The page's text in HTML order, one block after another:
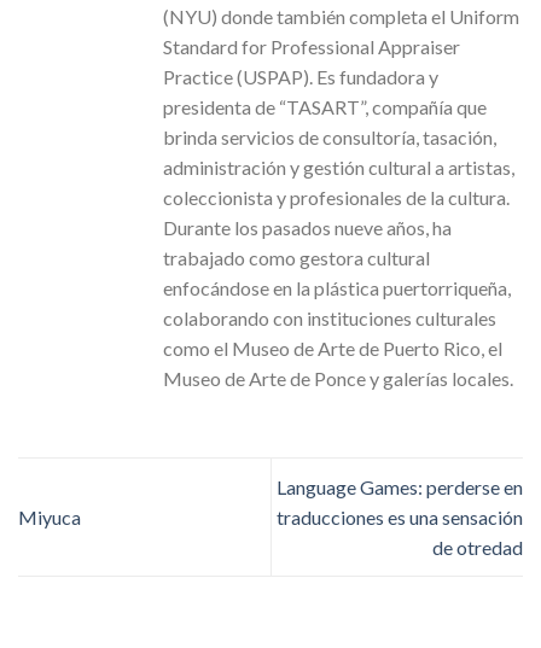
(NYU) donde también completa el Uniform
Standard for Professional Appraiser
Practice (USPAP). Es fundadora y
presidenta de “TASART”, compañía que
brinda servicios de consultoría, tasación,
administración y gestión cultural a artistas,
coleccionista y profesionales de la cultura.
Durante los pasados nueve años, ha
trabajado como gestora cultural
enfocándose en la plástica puertorriqueña,
colaborando con instituciones culturales
como el Museo de Arte de Puerto Rico, el
Museo de Arte de Ponce y galerías locales.
Miyuca
Language Games: perderse en
traducciones es una sensación
de otredad